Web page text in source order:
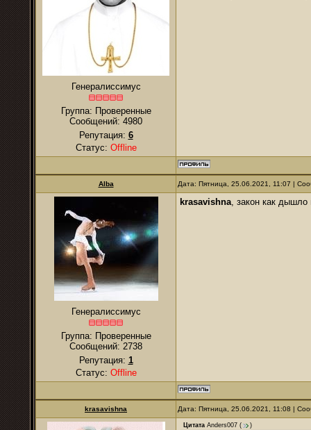
Генералиссимус
Группа: Проверенные
Сообщений: 4980
Репутация: 6
Статус: Offline
Alba Дата: Пятница, 25.06.2021, 11:07 |
Генералиссимус
Группа: Проверенные
Сообщений: 2738
Репутация: 1
Статус: Offline
krasavishna, закон как
krasavishna Дата: Пятница, 25.06.2021, 11:08 |
Цитата Anders007 (
)